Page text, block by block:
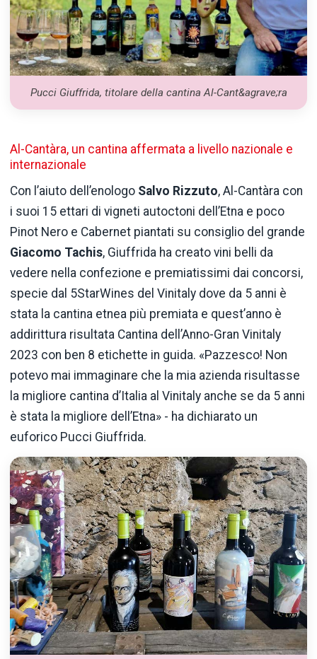
Pucci Giuffrida, titolare della cantina Al-Cant&agrave;ra
Al-Cantàra, un cantina affermata a livello nazionale e
internazionale
Con l’aiuto dell’enologo Salvo Rizzuto, Al-Cantàra con
i suoi 15 ettari di vigneti autoctoni dell’Etna e poco
Pinot Nero e Cabernet piantati su consiglio del grande
Giacomo Tachis, Giuffrida ha creato vini belli da
vedere nella confezione e premiatissimi dai concorsi,
specie dal 5StarWines del Vinitaly dove da 5 anni è
stata la cantina etnea più premiata e quest’anno è
addirittura risultata Cantina dell’Anno-Gran Vinitaly
2023 con ben 8 etichette in guida. «Pazzesco! Non
potevo mai immaginare che la mia azienda risultasse
la migliore cantina d’Italia al Vinitaly anche se da 5 anni
è stata la migliore dell’Etna» - ha dichiarato un
euforico Pucci Giuffrida.